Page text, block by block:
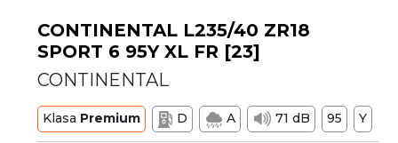
CONTINENTAL L235/40 ZR18
SPORT 6 95Y XL FR [23]
CONTINENTAL
Klasa Premium D A 71 dB 95 Y